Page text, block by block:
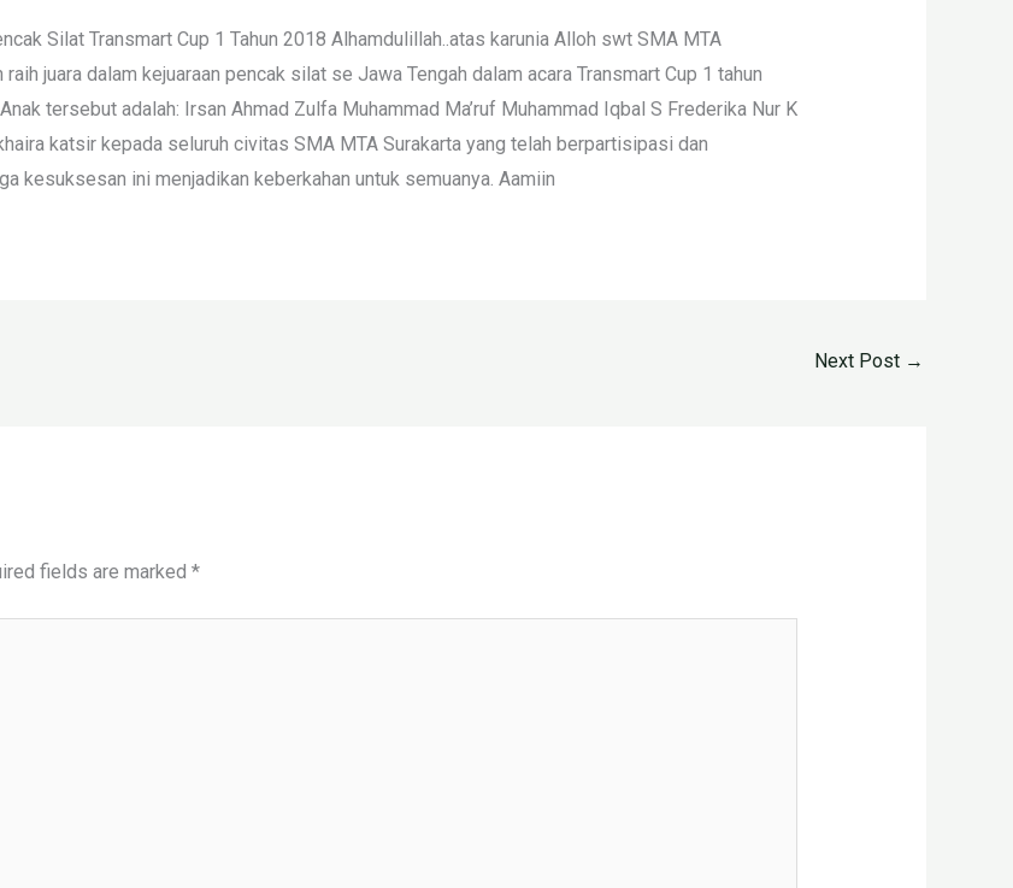
Silat Transmart Cup 1 Tahun 2018 Alhamdulillah..atas karunia Alloh swt SMA MTA
juara dalam kejuaraan pencak silat se Jawa Tengah dalam acara Transmart Cup 1 tahun
tersebut adalah: Irsan Ahmad Zulfa Muhammad Ma’ruf Muhammad Iqbal S Frederika Nur K
katsir kepada seluruh civitas SMA MTA Surakarta yang telah berpartisipasi dan
kesuksesan ini menjadikan keberkahan untuk semuanya. Aamiin
Next Post →
fields are marked *